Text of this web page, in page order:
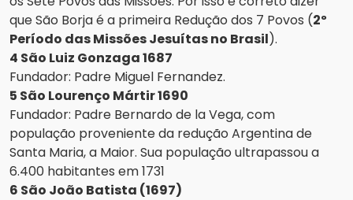
que São Borja é a primeira Redução dos 7 Povos (2º
Período das Missões Jesuítas no Brasil).
4 São Luiz Gonzaga 1687
Fundador: Padre Miguel Fernandez.
5 São Lourenço Mártir 1690
Fundador: Padre Bernardo de la Vega, com
população proveniente da redução Argentina de
Santa Maria, a Maior. Sua população ultrapassou a
6.400 habitantes em 1731
6 São João Batista (1697)